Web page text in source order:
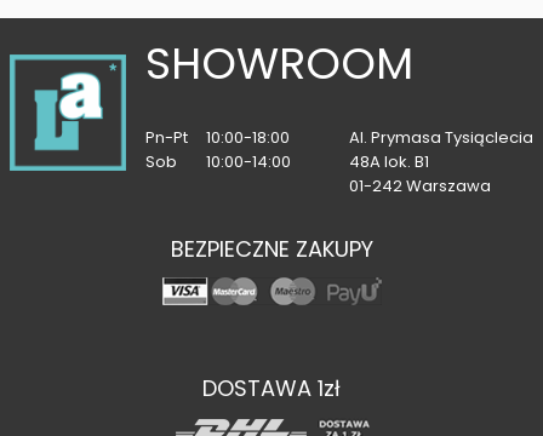
SHOWROOM
Pn-Pt
10:00-18:00
Sob
10:00-14:00
Al. Prymasa Tysiąclecia
48A lok. B1
01-242 Warszawa
BEZPIECZNE ZAKUPY
DOSTAWA 1zł